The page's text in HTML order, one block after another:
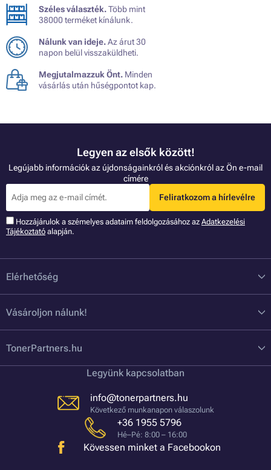
Széles választék.Több mint
38000 terméket kínálunk.
Nálunk van ideje.Az árut 30
napon belül visszaküldheti.
Megjutalmazzuk Önt. Minden
vásárlás után hűségpontot kap.
Legyen az elsők között!
Legújabb információk az újdonságainkról és akciónkról az Ön e-mail
címére
Feliratkozom a hírlevélre
Hozzájárulok a szémelyes adataim feldolgozásához az Adatkezelési
Tájékoztató alapján.
Elérhetőség
Vásároljon nálunk!
TonerPartners.hu
Legyünk kapcsolatban
info@tonerpartners.hu
Következő munkanapon válaszolunk
+36 1955 5796
Hé–Pé: 8:00 – 16:00
Kövessen minket a Facebookon